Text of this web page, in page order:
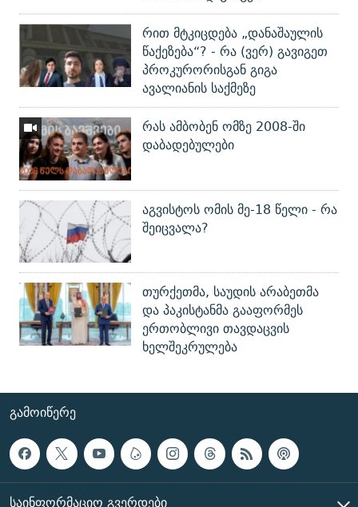
რით მტკიცდება „დანაშაულის
წაქეზება“? - რა (ვერ) გავიგეთ
პროკურორისგან გიგა
ავალიანის საქმეზე
რას ამბობენ ომზე 2008-ში
დაბადებულები
აგვისტოს ომის მე-18 წელი - რა
შეიცვალა?
თურქეთმა, საუდის არაბეთმა
და პაკისტანმა გააფორმეს
ერთობლივი თავდაცვის
ხელშეკრულება
ᲒᲐᲛᲝᲘᲬᲔᲠᲔ
ᲡᲐᲘᲜᲤᲝᲠᲛᲐᲪᲘᲝ ᲒᲕᲔᲠᲓᲔᲑᲘ